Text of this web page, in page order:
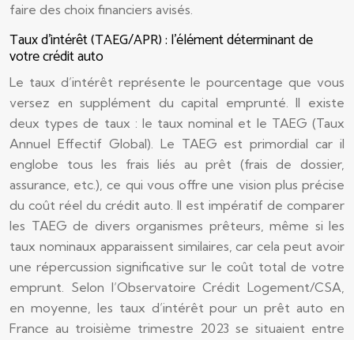
faire des choix financiers avisés.
Taux d’intérêt (TAEG/APR) : l’élément déterminant de
votre crédit auto
Le taux d’intérêt représente le pourcentage que vous
versez en supplément du capital emprunté. Il existe
deux types de taux : le taux nominal et le TAEG (Taux
Annuel Effectif Global). Le TAEG est primordial car il
englobe tous les frais liés au prêt (frais de dossier,
assurance, etc.), ce qui vous offre une vision plus précise
du coût réel du crédit auto. Il est impératif de comparer
les TAEG de divers organismes prêteurs, même si les
taux nominaux apparaissent similaires, car cela peut avoir
une répercussion significative sur le coût total de votre
emprunt. Selon l’Observatoire Crédit Logement/CSA,
en moyenne, les taux d’intérêt pour un prêt auto en
France au troisième trimestre 2023 se situaient entre